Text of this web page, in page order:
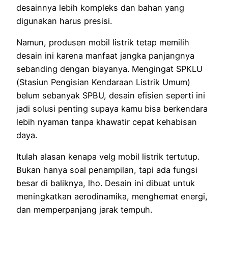
desainnya lebih kompleks dan bahan yang
digunakan harus presisi.
Namun, produsen mobil listrik tetap memilih
desain ini karena manfaat jangka panjangnya
sebanding dengan biayanya. Mengingat SPKLU
(Stasiun Pengisian Kendaraan Listrik Umum)
belum sebanyak SPBU, desain efisien seperti ini
jadi solusi penting supaya kamu bisa berkendara
lebih nyaman tanpa khawatir cepat kehabisan
daya.
Itulah alasan kenapa velg mobil listrik tertutup.
Bukan hanya soal penampilan, tapi ada fungsi
besar di baliknya, lho. Desain ini dibuat untuk
meningkatkan aerodinamika, menghemat energi,
dan memperpanjang jarak tempuh.